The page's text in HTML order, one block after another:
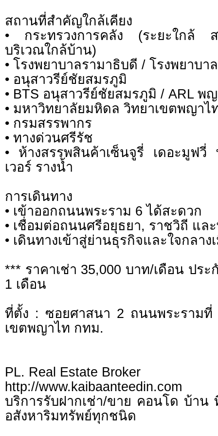
สถานที่สำคัญใกล้เคียง
• กระทรวงการคลัง (ระยะใกล้ ส
บริเวณใกล้บ้าน)
• โรงพยาบาลรามาธิบดี / โรงพยาบา
• อนุสาวรีย์ชัยสมรภูมิ
• BTS อนุสาวรีย์ชัยสมรภูมิ / ARL พ
• มหาวิทยาลัยมหิดล วิทยาเขตพญาไ
• กรมสรรพากร
• ทางด่วนศรีรัช
• ห้างสรรพสินค้าเซ็นจูรี่ เดอะมูฟวี่
เวอร์ รางน้ำ
การเดินทาง
• เข้าออกถนนพระราม 6 ได้สะดวก
• เชื่อมต่อถนนศรีอยุธยา, ราชวิถี แล
• เดินทางเข้าสู่ย่านธุรกิจและใจกลาง
*** ราคาเช่า 35,000 บาท/เดือน ปร
1 เดือน
ที่ตั้ง : ซอยศาสนา 2 ถนนพระรามที่
เขตพญาไท กทม.
PL. Real Estate Broker
http://www.kaibaanteedin.com
บริการรับฝากเช่า/ขาย คอนโด บ้าน
อสังหาริมทรัพย์ทุกชนิด